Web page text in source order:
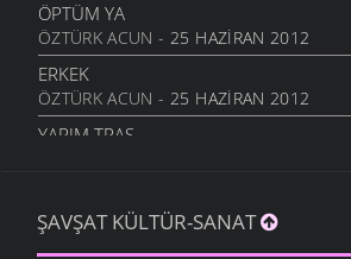
ÖPTÜM YA
ÖZTÜRK ACUN - 25 HAZIRAN 2012
ERKEK
ÖZTÜRK ACUN - 25 HAZIRAN 2012
YARIM TRAŞ
ÖZTÜRK ACUN- 14 HAZIRAN 2012
ŞAVŞAT KÜLTÜR-SANAT